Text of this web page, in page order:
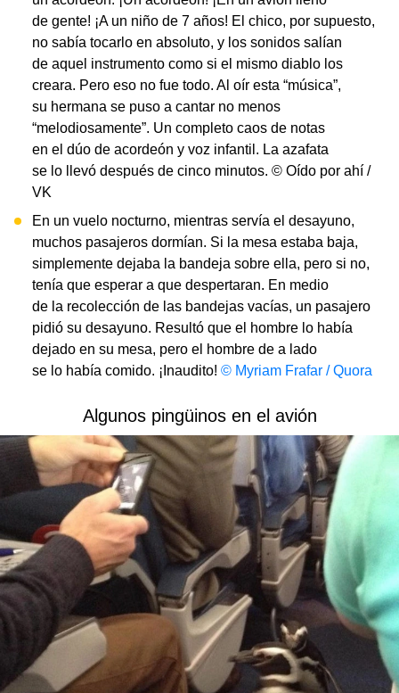
de gente! ¡A un niño de 7 años! El chico, por supuesto,
no sabía tocarlo en absoluto, y los sonidos salían
de aquel instrumento como si el mismo diablo los
creara. Pero eso no fue todo. Al oír esta “música”,
su hermana se puso a cantar no menos
“melodiosamente”. Un completo caos de notas
en el dúo de acordeón y voz infantil. La azafata
se lo llevó después de cinco minutos. © Oído por ahí /
VK
En un vuelo nocturno, mientras servía el desayuno,
muchos pasajeros dormían. Si la mesa estaba baja,
simplemente dejaba la bandeja sobre ella, pero si no,
tenía que esperar a que despertaran. En medio
de la recolección de las bandejas vacías, un pasajero
pidió su desayuno. Resultó que el hombre lo había
dejado en su mesa, pero el hombre de a lado
se lo había comido. ¡Inaudito! © Myriam Frafar / Quora
Algunos pingüinos en el avión